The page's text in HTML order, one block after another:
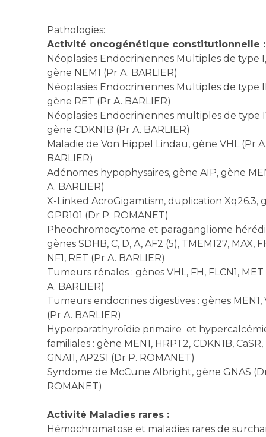
Qualité
Nos indicateurs qualité et de sécurité des soins
Protection des données
Sécurité
Les recherches en santé à l’AP-HM
Lieu de santé sans tabac
Documents utiles
Pathologies:
Activité oncogénétique constitutionnelle :
Néoplasies Endocriniennes Multiples de type I,
gène NEM1 (Pr A. BARLIER)
Néoplasies Endocriniennes Multiples de type
gène RET (Pr A. BARLIER)
Néoplasies Endocriniennes multiples de type
gène CDKN1B (Pr A. BARLIER)
Maladie de Von Hippel Lindau, gène VHL (Pr
BARLIER)
Adénomes hypophysaires, gène AIP, gène
A. BARLIER)
X-Linked AcroGigamtism, duplication Xq26.3,
GPR101 (Dr P. ROMANET)
Pheochromocytome et paragangliome
gènes SDHB, C, D, A, AF2 (5), TMEM127, MAX,
NF1, RET (Pr A. BARLIER)
Tumeurs rénales : gènes VHL, FH, FLCN1,
A. BARLIER)
Tumeurs endocrines digestives : gènes MEN1,
(Pr A. BARLIER)
Hyperparathyroïdie primaire et
familiales : gène MEN1, HRPT2, CDKN1B, CaSR,
GNA11, AP2S1 (Dr P. ROMANET)
Syndome de McCune Albright, gène GNAS
ROMANET)
Activité Maladies rares :
Hémochromatose et maladies rares de